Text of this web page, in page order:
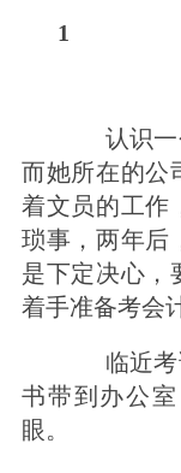
1
认识一个
而她所在的公
着文员的工作
琐事，两年后
是下定决心，
着手准备考会
临近考
书带到办公
眼。